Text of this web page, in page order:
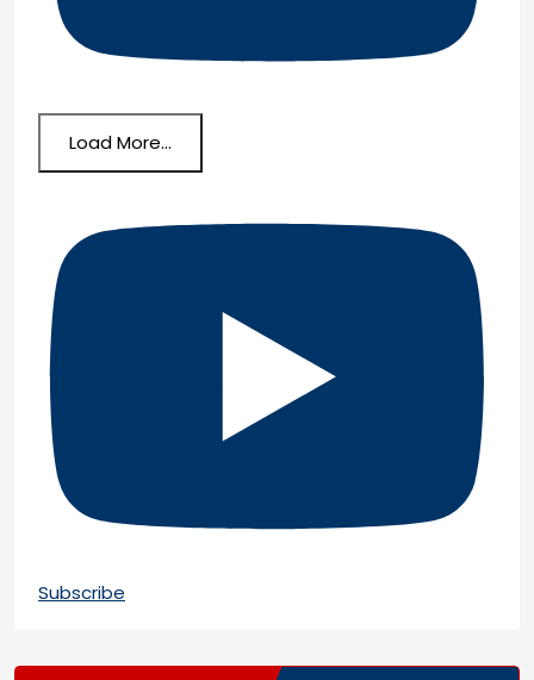
Load More...
Subscribe